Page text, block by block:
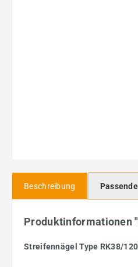
Beschreibung
Produktinformationen
Streifennägel Type RK38/